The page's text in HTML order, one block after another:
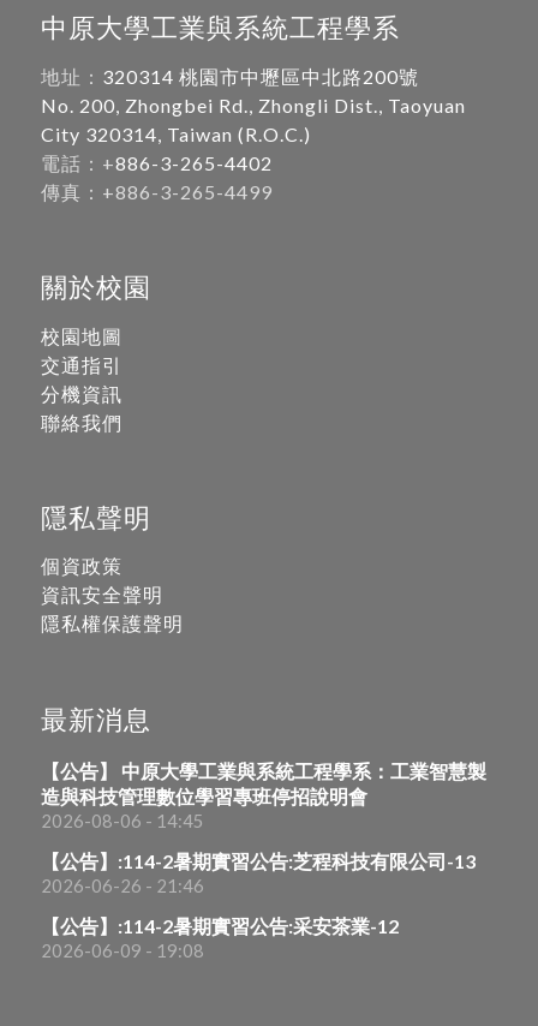
中原大學工業與系統工程學系
地址： 320314 桃園市中壢區中北路200號
No. 200, Zhongbei Rd., Zhongli Dist., Taoyuan
City 320314, Taiwan (R.O.C.)
電話：+886-3-265-4402
傳真：+886-3-265-4499
關於校園
校園地圖
交通指引
分機資訊
聯絡我們
隱私聲明
個資政策
資訊安全聲明
隱私權保護聲明
最新消息
【公告】 中原大學工業與系統工程學系：工業智慧製
造與科技管理數位學習專班停招說明會
2026-08-06 - 14:45
【公告】:114-2暑期實習公告:芝程科技有限公司-13
2026-06-26 - 21:46
【公告】:114-2暑期實習公告:采安茶業-12
2026-06-09 - 19:08